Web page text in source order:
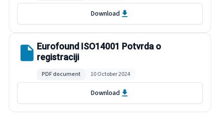
Download
Eurofound ISO14001 Potvrda o
registraciji
PDF document 10 October 2024
Download